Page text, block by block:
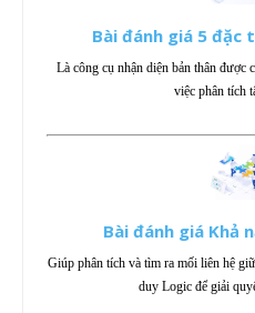
Bài đánh giá 5 đặc
Là công cụ nhận diện bản thân được
việc phân tích
Bài đánh giá Khả
Giúp phân tích và tìm ra mối liên hệ
duy Logic để giải